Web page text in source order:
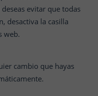
evitar que todas
desactiva la casilla
web.
cambio que hayas